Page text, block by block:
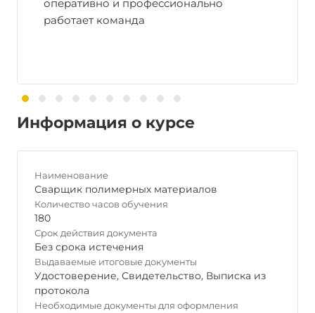
оперативно и профессионально
работает команда
Информация о курсе
Наименование
Сварщик полимерных материалов
Количество часов обучения
180
Срок действия документа
Без срока истечения
Выдаваемые итоговые документы
Удостоверение, Свидетельство, Выписка из
протокола
Необходимые документы для оформления